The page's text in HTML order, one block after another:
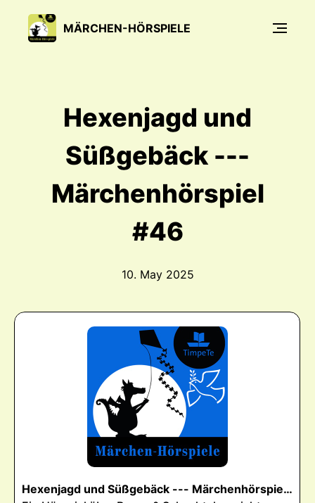
MÄRCHEN-HÖRSPIELE
Hexenjagd und
Süßgebäck ---
Märchenhörspiel
#46
10. May 2025